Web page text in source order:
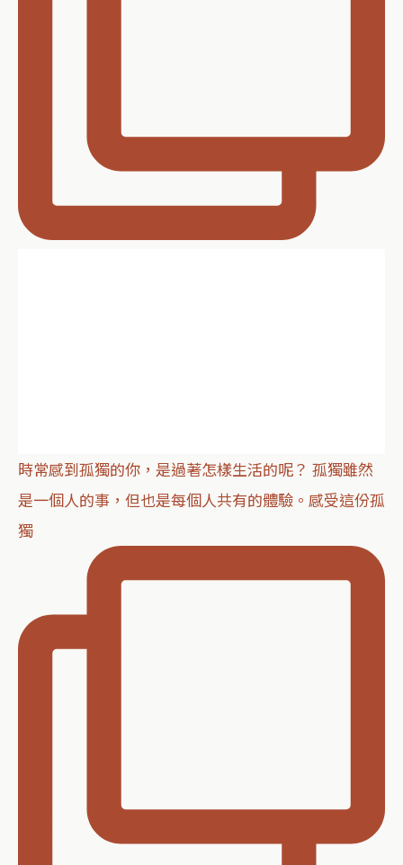
時常感到孤獨的你，是過著怎樣生活的呢？ 孤獨雖然
是一個人的事，但也是每個人共有的體驗。感受這份孤
獨